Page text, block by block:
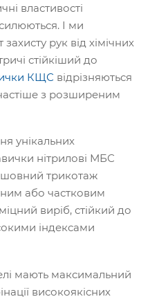
властивості
І ми
рук від хімічних
стійкіший до
КЩС відрізняються
з розширеним
унікальних
нітрилові МБС
трикотаж
або частковим
виріб, стійкий до
індексами
мають максимальний
високоякісних